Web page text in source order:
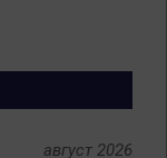
август 2026